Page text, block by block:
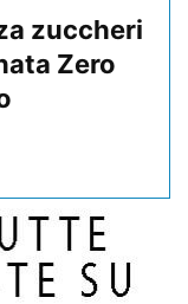
zuccheri
Zero